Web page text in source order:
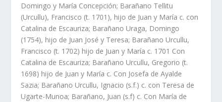
Domingo y Marí­a Concepción; Barañano Tellitu
(Urcullu), Francisco (t. 1701), hijo de Juan y Marí­a c. con
Catalina de Escauriza; Barañano Uraga, Domingo
(1754), hijo de Juan José y Teresa; Barañano Urcullu,
Francisco (t. 1702) hijo de Juan y Marí­a c. 1701 Con
Catalina de Escauriza; Barañano Urcullu, Gregorio (t.
1698) hijo de Juan y Marí­a c. Con Josefa de Ayalde
Sazia; Barañano Urcullu, Ignacio (s.f.) c. con Teresa de
Ugarte-Munoa; Barañano, Juan (s.f) c. Con Marí­a de